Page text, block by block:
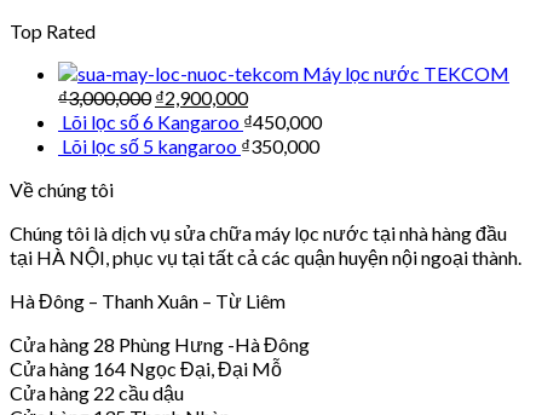
Top Rated
Máy lọc nước TEKCOM
₫3,000,000 ₫2,900,000
Lõi lọc số 6 Kangaroo ₫450,000
Lõi lọc số 5 kangaroo ₫350,000
Về chúng tôi
Chúng tôi là dịch vụ sửa chữa máy lọc nước tại nhà hàng đầu
tại HÀ NỘI, phục vụ tại tất cả các quận huyện nội ngoại thành.
Hà Đông – Thanh Xuân – Từ Liêm
Cửa hàng 28 Phùng Hưng -Hà Đông
Cửa hàng 164 Ngọc Đại, Đại Mỗ
Cửa hàng 22 cầu dậu